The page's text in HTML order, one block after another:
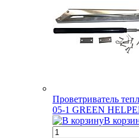
Проветриватель
05-1 GREEN
В